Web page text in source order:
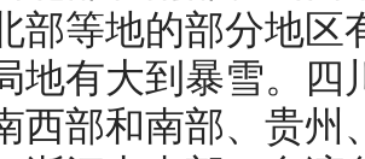
部等地的部分地区
地有大到暴雪。四
西部和南部、贵州